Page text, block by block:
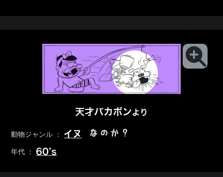
天才バカボンより
動物ジャンル ： イヌ なのか？
年代 ： 60’s